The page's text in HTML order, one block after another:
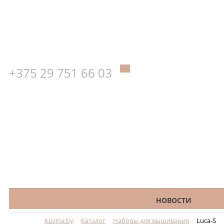
+375 29 751 66 03
НОВОСТИ
Kuzina.by Каталог Наборы для вышивания Luca-S